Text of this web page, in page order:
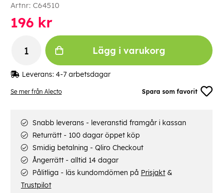
Se mer från Alecto Spara som favorit
Artnr: C64510
196 kr
Lägg i varukorg
Leverans: 4-7 arbetsdagar
Snabb leverans - leveranstid framgår i kassan
Returrätt - 100 dagar öppet köp
Smidig betalning - Qliro Checkout
Ångerrätt - alltid 14 dagar
Pålitliga - läs kundomdömen på Prisjakt &
Trustpilot